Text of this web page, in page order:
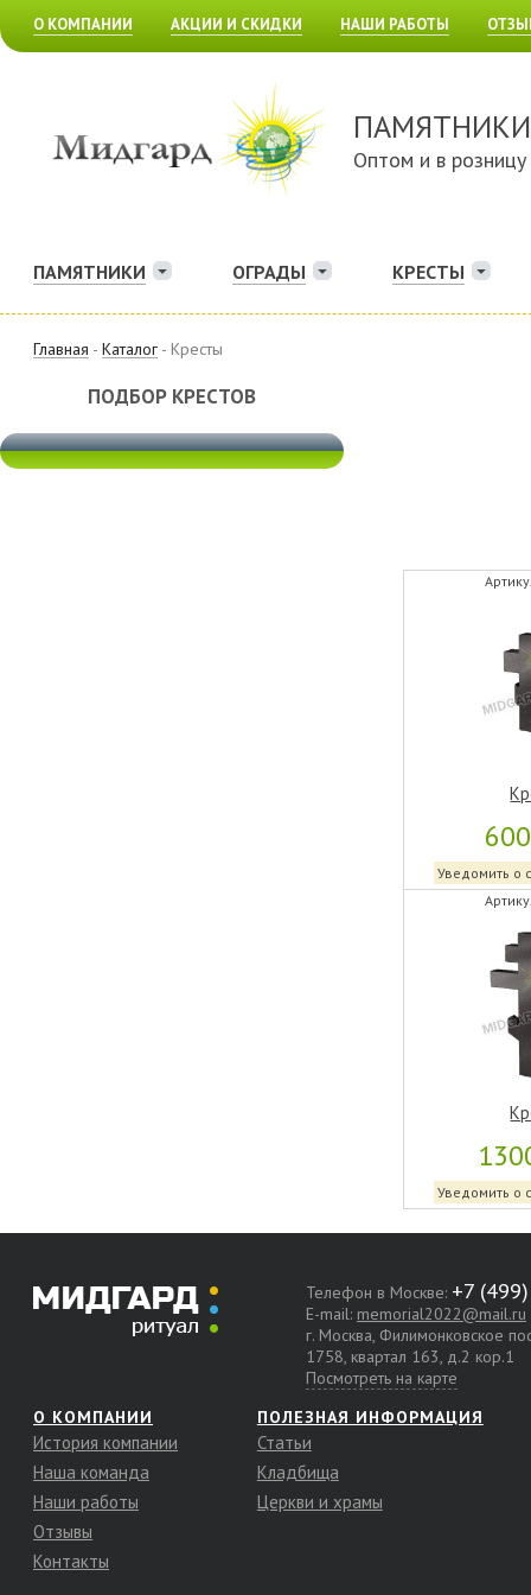
О КОМПАНИИ АКЦИИ И СКИДКИ НАШИ РАБОТЫ
ПАМЯТНИКИ
Оптом и в розницу
ПАМЯТНИКИ ОГРАДЫ КРЕСТЫ
Главная - Каталог - Кресты
ПОДБОР КРЕСТОВ
Уведомить о
Уведомить о
Телефон в Москве:
E-mail: memorial2022@mail.ru
г. Москва, Филимонковское
1758, квартал 163, д.2 кор.1
Посмотреть на карте
О КОМПАНИИ
История компании
Наша команда
Наши работы
Отзывы
Контакты
ПОЛЕЗНАЯ ИНФОРМАЦИЯ
Статьи
Кладбища
Церкви и храмы